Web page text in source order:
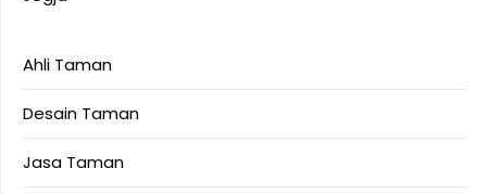
Ahli Taman
Desain Taman
Jasa Taman